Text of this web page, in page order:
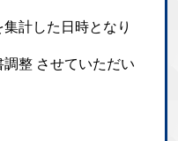
計した日時となり
整 させていただい